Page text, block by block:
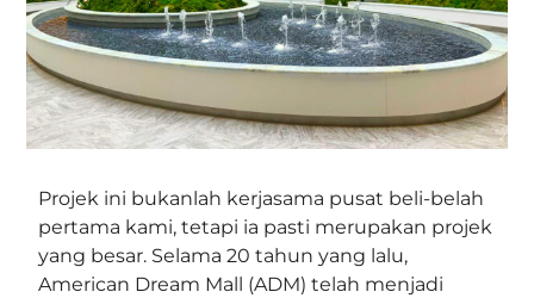
Projek ini bukanlah kerjasama pusat beli-belah
pertama kami, tetapi ia pasti merupakan projek
yang besar. Selama 20 tahun yang lalu,
American Dream Mall (ADM) telah menjadi